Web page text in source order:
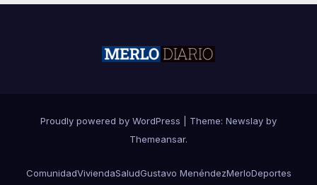
Proudly powered by WordPress Theme: Newslay by
Themeansar.
ComunidadViviendaSaludGustavo MenéndezMerloDeportes